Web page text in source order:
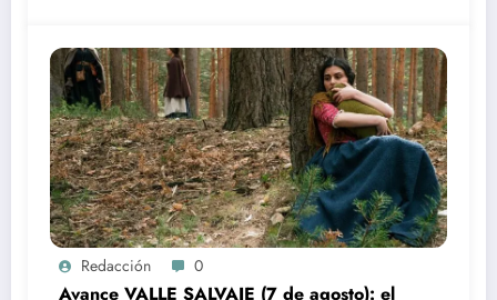
Redacción 0
Avance VALLE SALVAJE (7 de agosto): el